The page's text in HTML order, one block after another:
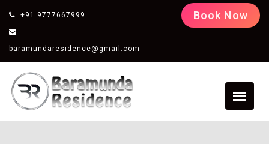
+91 9777667999
baramundaresidence@gmail.com
Book Now